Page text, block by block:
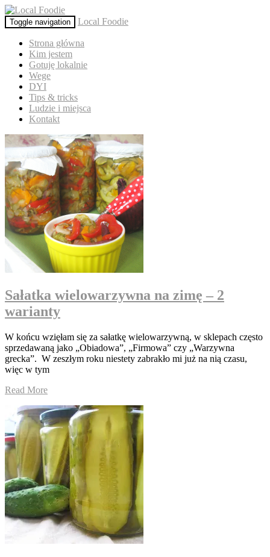
Toggle navigation Local Foodie
Strona główna
Kim jestem
Gotuję lokalnie
Wege
DYI
Tips & tricks
Ludzie i miejsca
Kontakt
Sałatka wielowarzywna na zimę – 2
warianty
W końcu wzięłam się za sałatkę wielowarzywną, w sklepach często
sprzedawaną jako „Obiadowa”, „Firmowa” czy „Warzywna
grecka”. W zeszłym roku niestety zabrakło mi już na nią czasu,
więc w tym
Read More